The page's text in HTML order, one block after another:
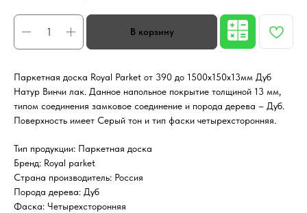
Паркетная доска Royal Parket от 390 до 1500х150х13мм Дуб
Натур Винчи лак. Данное напольное покрытие толщиной 13 мм,
типом соединения замковое соединение и порода дерева – Дуб.
Поверхность имеет Серый тон и тип фаски четырехсторонняя.
Тип продукции: Паркетная доска
Бренд: Royal parket
Страна производитель: Россия
Порода дерева: Дуб
Фаска: Четырехсторонняя